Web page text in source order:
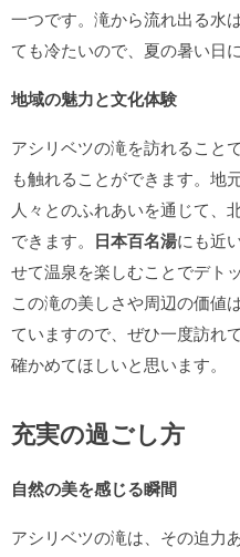
一つです。滝から流れ出る水
ても冷たいので、夏の暑い日
地域の魅力と文化体験
アシリベツの滝を訪れること
も触れることができます。地
人々とのふれあいを通じて、
できます。 日本百名湯にも近
せて温泉を楽しむことでデト
この滝の美しさや周辺の価値は
ていますので、ぜひ一度訪れ
確かめてほしいと思います。
充実の過ごし方
自然の美を感じる瞬間
アシリベツの滝は、その迫力